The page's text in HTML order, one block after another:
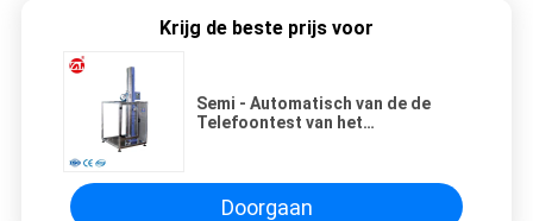
Krijg de beste prijs voor
Semi - Automatisch van de de
Telefoontest van het
Elektronische Apparaten of Delen
Doorgaan